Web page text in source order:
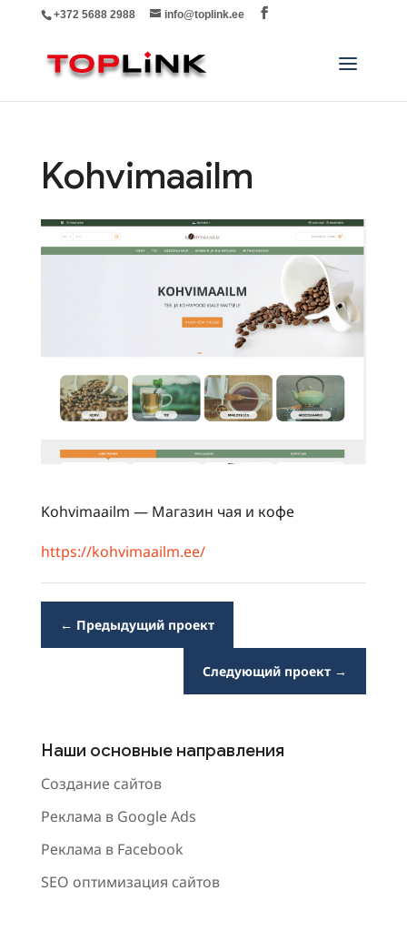
+372 5688 2988 info@toplink.ee
Kohvimaailm
Kohvimaailm — Магазин чая и кофе
https://kohvimaailm.ee/
← Предыдущий проект
Следующий проект →
Наши основные направления
Создание сайтов
Реклама в Google Ads
Реклама в Facebook
SEO оптимизация сайтов